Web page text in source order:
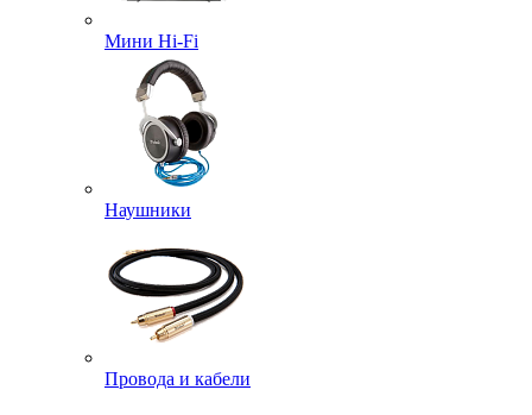
Мини Hi-Fi
Наушники
Провода и кабели